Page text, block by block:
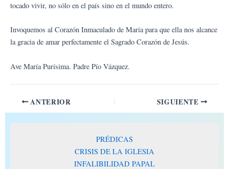
tocado vivir, no sólo en el país sino en el mundo entero.
Invoquemos al Corazón Inmaculado de María para que ella nos alcance
la gracia de amar perfectamente el Sagrado Corazón de Jesús.
Ave María Purísima. Padre Pío Vázquez.
ANTERIOR SIGUIENTE
PRÉDICAS
CRISIS DE LA IGLESIA
INFALIBILIDAD PAPAL